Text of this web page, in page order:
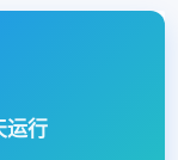
运行